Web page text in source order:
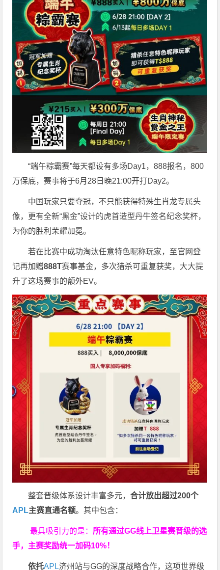
“端午粽霸赛”每天都设有多场Day1，888报名，800
万保底，赛事将于6月28日晚21:00开打Day2。
中国玩家只要夺冠，不只能获得特殊生肖龙专属头
像，更有全新“黑金”设计的虎首造型丹牛签名纪念奖杯，
为你的胜利荣耀加冕。
若在比赛中成功淘汰任意特色昵称玩家，至官网登
记再加赠888T赛事基金，多次猎杀可重复获奖，大大提
升了这场赛事的额外EV。
整套晋级体系设计丰富多元，合计放出超过200个
APL主赛直通名额。其中包含：
最具吸引力的是： 所有通过GG线上卫星赛晋级的选
手，主赛奖励统一加码10%！
依托APL济州站与GG的深度战略合作，这项世界级